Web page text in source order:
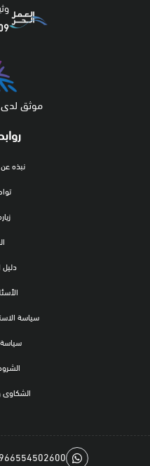
نبذه
سياسة
الشكاوى
موثق لدى